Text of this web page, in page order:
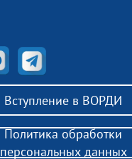
Вступление в ВОРДИ
Политика обработки
персональных данных